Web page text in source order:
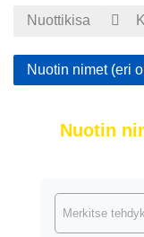
Nuottikisa
Nuotin nimet (eri
Nuotin
Merkitse